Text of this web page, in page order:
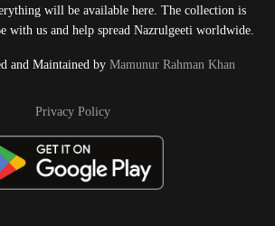
will be available here. The collection is
with us and help spread Nazrulgeeti worldwide.
and Maintained by Mamunur Rahman Khan
Privacy Policy